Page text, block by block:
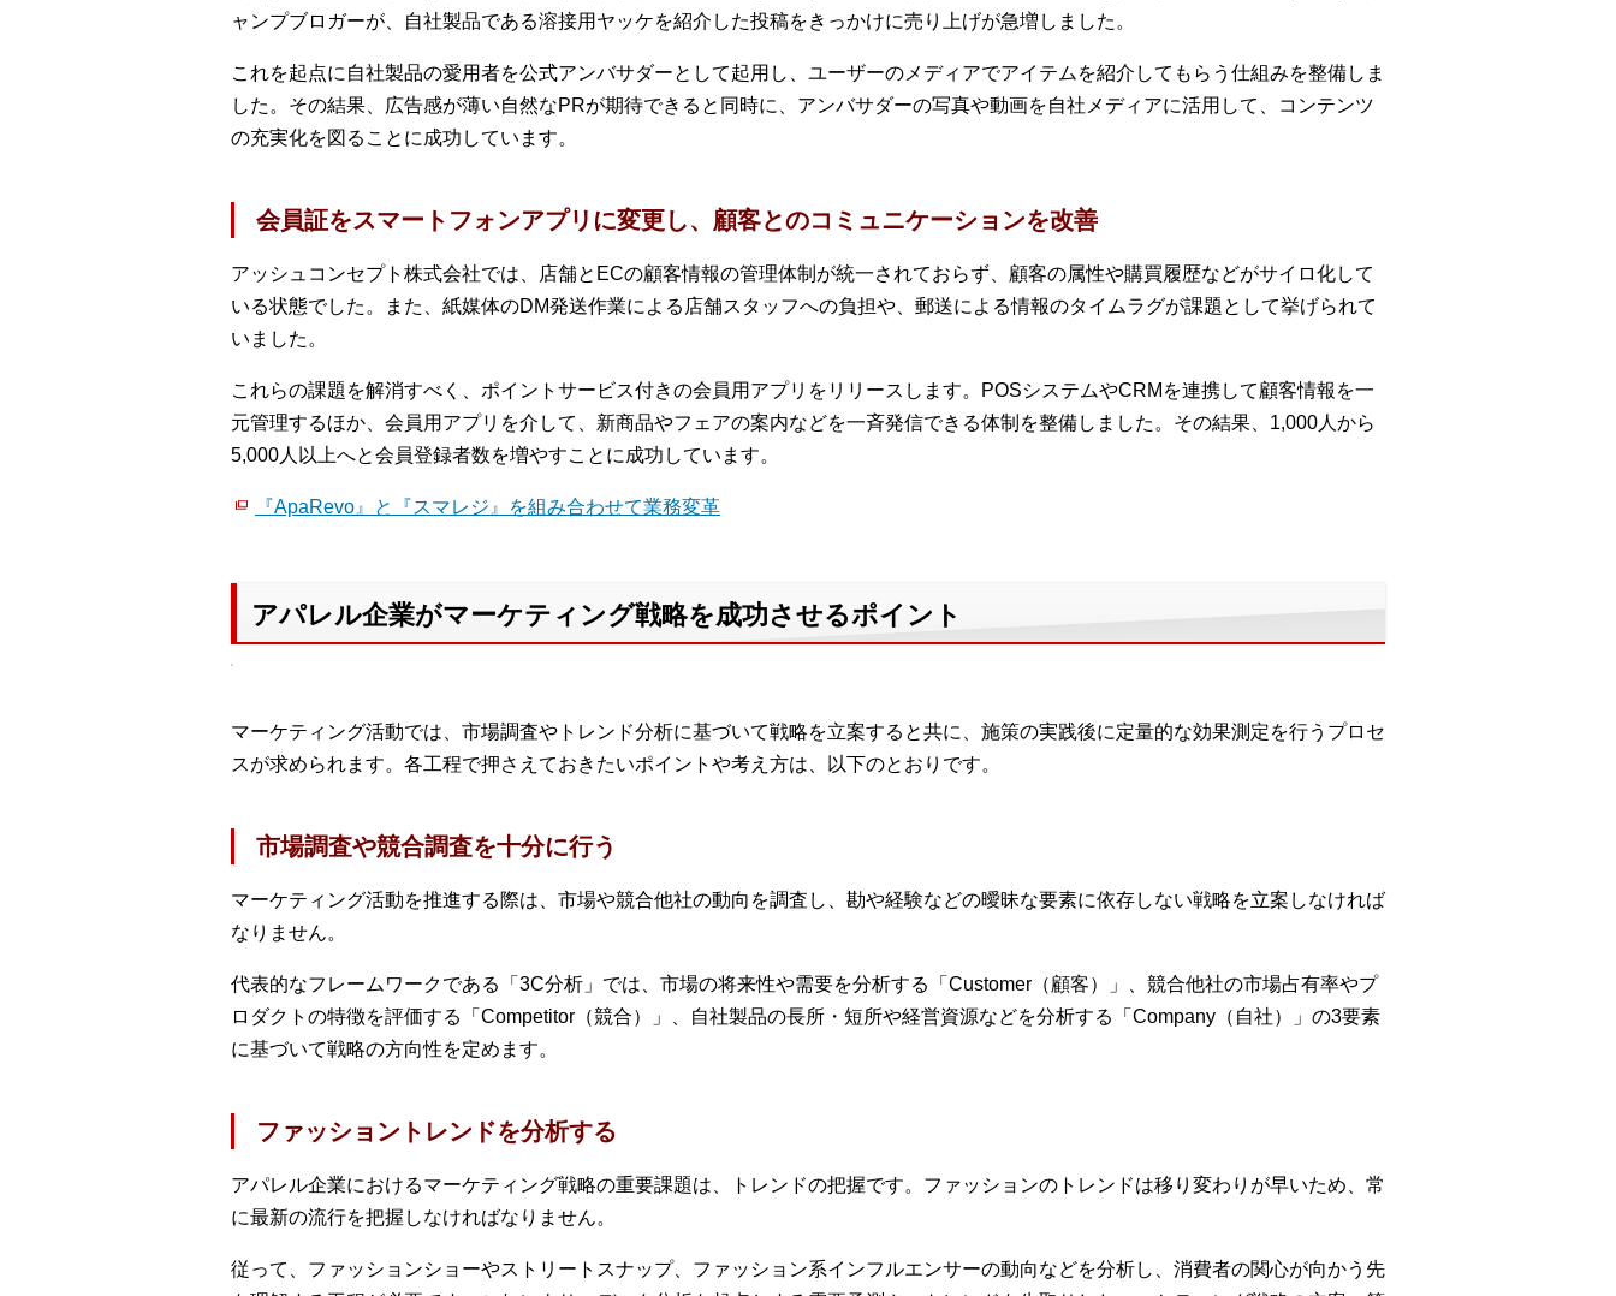
ャンプブロガーが、自社製品である溶接用ヤッケを紹介した投稿をきっかけに売り上げが急増しました。
これを起点に自社製品の愛用者を公式アンバサダーとして起用し、ユーザーのメディアでアイテムを紹介してもらう仕組みを整備しま
した。その結果、広告感が薄い自然なPRが期待できると同時に、アンバサダーの写真や動画を自社メディアに活用して、コンテンツ
の充実化を図ることに成功しています。
会員証をスマートフォンアプリに変更し、顧客とのコミュニケーションを改善
アッシュコンセプト株式会社では、店舗とECの顧客情報の管理体制が統一されておらず、顧客の属性や購買履歴などがサイロ化して
いる状態でした。また、紙媒体のDM発送作業による店舗スタッフへの負担や、郵送による情報のタイムラグが課題として挙げられて
いました。
これらの課題を解消すべく、ポイントサービス付きの会員用アプリをリリースします。POSシステムやCRMを連携して顧客情報を一
元管理するほか、会員用アプリを介して、新商品やフェアの案内などを一斉発信できる体制を整備しました。その結果、1,000人から
5,000人以上へと会員登録者数を増やすことに成功しています。
『ApaRevo』と『スマレジ』を組み合わせて業務変革
アパレル企業がマーケティング戦略を成功させるポイント
マーケティング活動では、市場調査やトレンド分析に基づいて戦略を立案すると共に、施策の実践後に定量的な効果測定を行うプロセ
スが求められます。各工程で押さえておきたいポイントや考え方は、以下のとおりです。
市場調査や競合調査を十分に行う
マーケティング活動を推進する際は、市場や競合他社の動向を調査し、勘や経験などの曖昧な要素に依存しない戦略を立案しなければ
なりません。
代表的なフレームワークである「3C分析」では、市場の将来性や需要を分析する「Customer（顧客）」、競合他社の市場占有率やプ
ロダクトの特徴を評価する「Competitor（競合）」、自社製品の長所・短所や経営資源などを分析する「Company（自社）」の3要素
に基づいて戦略の方向性を定めます。
ファッショントレンドを分析する
アパレル企業におけるマーケティング戦略の重要課題は、トレンドの把握です。ファッションのトレンドは移り変わりが早いため、常
に最新の流行を把握しなければなりません。
従って、ファッションショーやストリートスナップ、ファッション系インフルエンサーの動向などを分析し、消費者の関心が向かう先